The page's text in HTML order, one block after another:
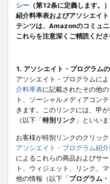
シー （第12条に定義します。
紹介料率表およびアソシエイ
テンツは、Amazonのコミュ
これらを注意深くご精読くださ
1. アソシエイト・プログラム
アソシエイト・プログラムによ
介料率表に記載されたその他
ト、ソーシャルメディアコン
きます。このリンクには、甲
（以下「特別リンク 」といいま
お客様が特別リンクのクリッ
アソシエイト・プログラム紹
によるこれらの商品およびサ
ト、ウィジェット、リンク、
他の情報（以下「プログラム